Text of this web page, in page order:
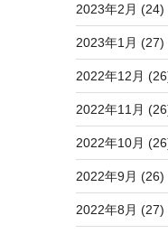
2023年2月 (24)
2023年1月 (27)
2022年12月
2022年11月
2022年10月
2022年9月 (26)
2022年8月 (27)